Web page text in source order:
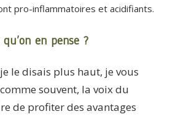
pro-inflammatoires et acidifiants.
en pense ?
le disais plus haut, je vous
souvent, la voix du
de profiter des avantages